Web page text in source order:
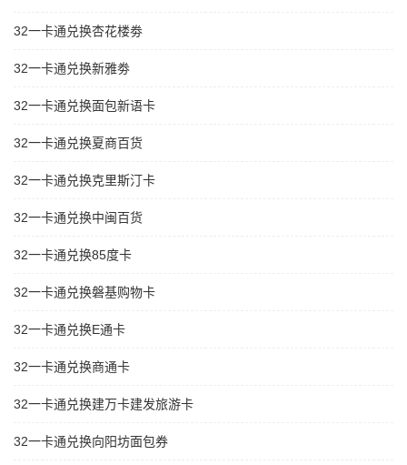
32一卡通兑换杏花楼劵
32一卡通兑换新雅劵
32一卡通兑换面包新语卡
32一卡通兑换夏商百货
32一卡通兑换克里斯汀卡
32一卡通兑换中闽百货
32一卡通兑换85度卡
32一卡通兑换磐基购物卡
32一卡通兑换E通卡
32一卡通兑换商通卡
32一卡通兑换建万卡建发旅游卡
32一卡通兑换向阳坊面包券